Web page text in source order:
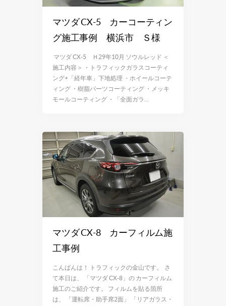
マツダ CX-5 カーコーティン
グ施工事例 横浜市 Ｓ様
マツダ CX-5 Ｈ29年10月 ソウルレッド ＜
施工内容＞ ・トラフィックガラスコーティ
ング+「経年車」下地処理 ・ホイールコーテ
ィング ・樹脂パーツコーティング ・メッキ
モールコーティング ・「全面ガラ…
マツダ CX-8 カーフィルム施
工事例
こんばんは！ トラフィックの金山です。 さ
て本日は、 「マツダ CX-8」の カーフィルム
施工のご紹介です。 フィルムを貼る箇所
は、 「運転席・助手席2面」 「リアガラス・